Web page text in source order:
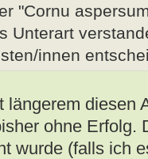
"Cornu
Unterart
innen
längerem diesen
ohne Erfolg.
wurde (falls ich